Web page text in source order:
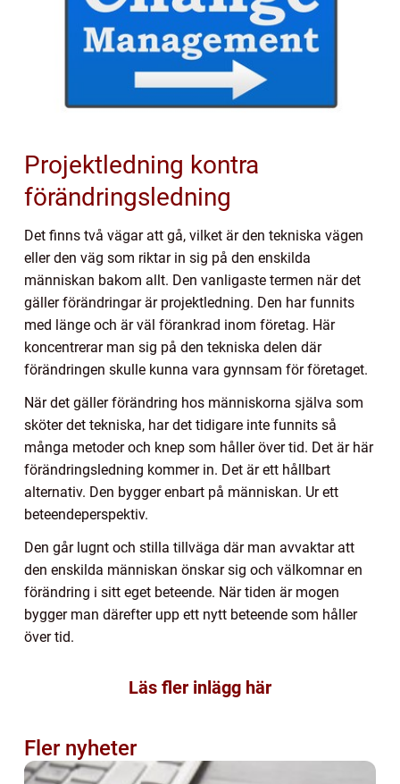
Projektledning kontra
förändringsledning
Det finns två vägar att gå, vilket är den tekniska vägen
eller den väg som riktar in sig på den enskilda
människan bakom allt. Den vanligaste termen när det
gäller förändringar är projektledning. Den har funnits
med länge och är väl förankrad inom företag. Här
koncentrerar man sig på den tekniska delen där
förändringen skulle kunna vara gynnsam för företaget.
När det gäller förändring hos människorna själva som
sköter det tekniska, har det tidigare inte funnits så
många metoder och knep som håller över tid. Det är här
förändringsledning kommer in. Det är ett hållbart
alternativ. Den bygger enbart på människan. Ur ett
beteendeperspektiv.
Den går lugnt och stilla tillväga där man avvaktar att
den enskilda människan önskar sig och välkomnar en
förändring i sitt eget beteende. När tiden är mogen
bygger man därefter upp ett nytt beteende som håller
över tid.
Läs fler inlägg här
Fler nyheter